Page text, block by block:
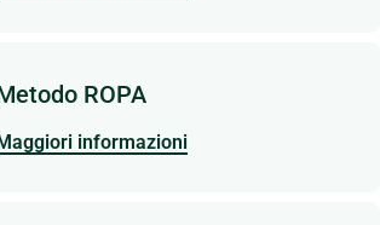
ROPA
informazioni